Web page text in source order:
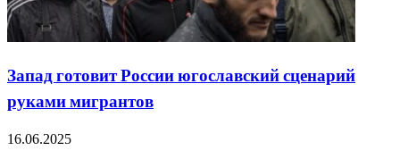
Запад готовит России югославский сценарий
руками мигрантов
16.06.2025